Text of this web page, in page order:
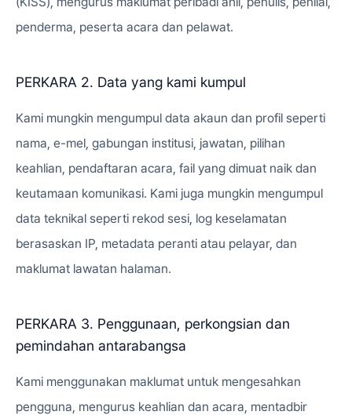
penderma, peserta acara dan pelawat.
PERKARA 2. Data yang kami kumpul
Kami mungkin mengumpul data akaun dan profil seperti
nama, e-mel, gabungan institusi, jawatan, pilihan
keahlian, pendaftaran acara, fail yang dimuat naik dan
keutamaan komunikasi. Kami juga mungkin mengumpul
data teknikal seperti rekod sesi, log keselamatan
berasaskan IP, metadata peranti atau pelayar, dan
maklumat lawatan halaman.
PERKARA 3. Penggunaan, perkongsian dan
pemindahan antarabangsa
Kami menggunakan maklumat untuk mengesahkan
pengguna, mengurus keahlian dan acara, mentadbir